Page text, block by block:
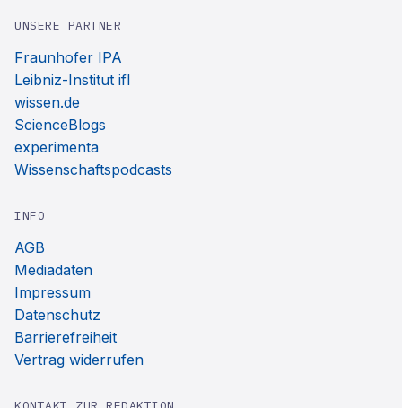
UNSERE PARTNER
Fraunhofer IPA
Leibniz-Institut ifl
wissen.de
ScienceBlogs
experimenta
Wissenschaftspodcasts
INFO
AGB
Mediadaten
Impressum
Datenschutz
Barrierefreiheit
Vertrag widerrufen